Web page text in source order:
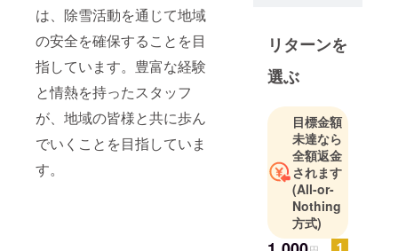
は、除雪活動を通じて地域
の安全を確保することを目
指しています。豊富な経験
と情熱を持ったスタッフ
が、地域の皆様と共に歩ん
でいくことを目指していま
す。
リターンを
選ぶ
目標金額
未達なら
全額返金
されます
(All-or-
Nothing
方式)